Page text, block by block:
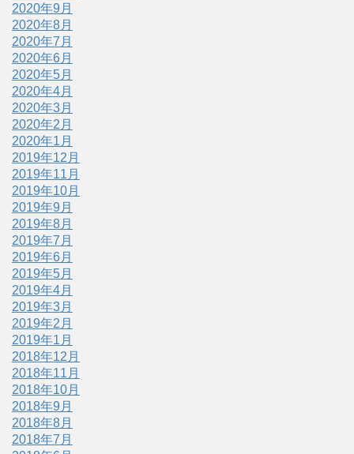
2020年9月
2020年8月
2020年7月
2020年6月
2020年5月
2020年4月
2020年3月
2020年2月
2020年1月
2019年12月
2019年11月
2019年10月
2019年9月
2019年8月
2019年7月
2019年6月
2019年5月
2019年4月
2019年3月
2019年2月
2019年1月
2018年12月
2018年11月
2018年10月
2018年9月
2018年8月
2018年7月